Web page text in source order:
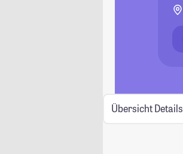
Übersicht Details